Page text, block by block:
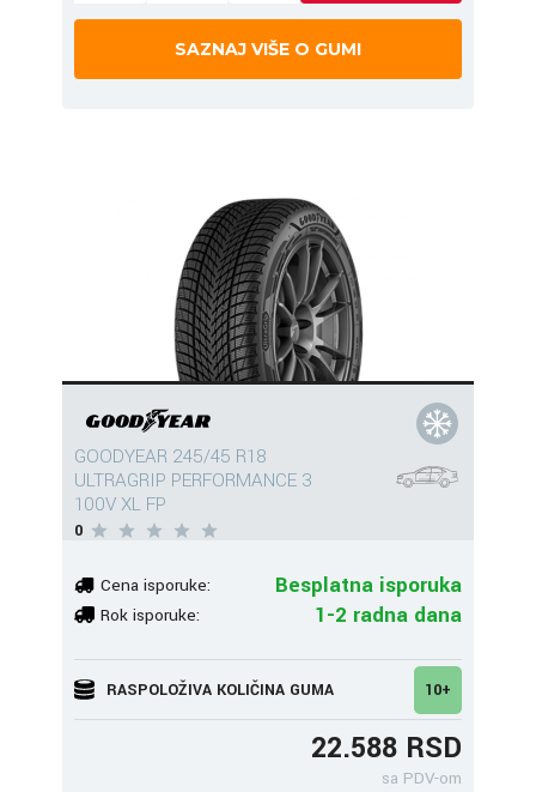
SAZNAJ VIŠE O GUMI
GOODYEAR 245/45 R18
ULTRAGRIP PERFORMANCE 3
100V XL FP
0
Cena isporuke: Besplatna isporuka
Rok isporuke: 1-2 radna dana
RASPOLOŽIVA KOLIČINA GUMA 10+
22.588 RSD
sa PDV-om